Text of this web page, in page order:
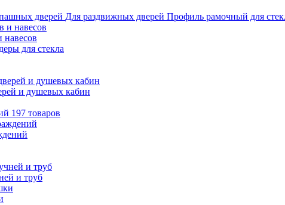
дверей Для раздвижных дверей Профиль рамочный для
навесов
для стекла
и душевых кабин
197 товаров
и труб